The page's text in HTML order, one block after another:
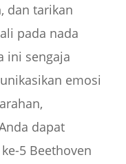
dan tarikan
pada nada
ini sengaja
emosi
dapat
5 Beethoven